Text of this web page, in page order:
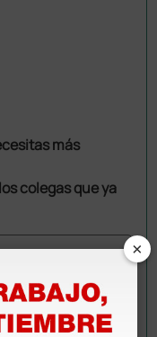
más
colegas que ya
×